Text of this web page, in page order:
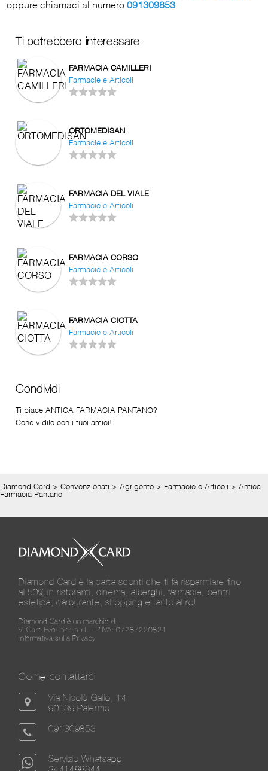
oppure chiamaci al numero091309853.
Ti potrebbero interessare
FARMACIA CAMILLERI
Farmacie e Articoli
ORTOMEDISAN
Farmacie e Articoli
FARMACIA DEL VIALE
Farmacie e Articoli
FARMACIA CORSO
Farmacie e Articoli
FARMACIA CIOTTA
Farmacie e Articoli
Condividi
Ti piace ANTICA FARMACIA PANTANO?
Condividilo con i tuoi amici!
Diamond Card > Convenzionati > Agrigento > Farmacie e Articoli > Antica
Farmacia Pantano
Diamond Card è la carta sconti che ti fa risparmiare fino
al 50% in ristoranti, cinema, alberghi, farmacie, centri
estetica, carburante, shopping e tanto altro!
Diamond Card è un marchio di
Vi.Card Evolution s.r.l. - P.IVA: 07287220821
Informativa sulla Privacy
Come contattarci
Via Nicolò Gallo, 14
90139 Palermo
091309853
Servizio Whatsapp